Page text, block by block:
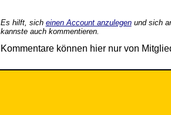
Es hilft, sich einen Account anzulegenund sich
kannste auch kommentieren.
Kommentare können hier nur von